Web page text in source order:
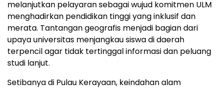
melanjutkan pelayaran sebagai wujud komitmen ULM
menghadirkan pendidikan tinggi yang inklusif dan
merata. Tantangan geografis menjadi bagian dari
upaya universitas menjangkau siswa di daerah
terpencil agar tidak tertinggal informasi dan peluang
studi lanjut.
Setibanya di Pulau Kerayaan, keindahan alam